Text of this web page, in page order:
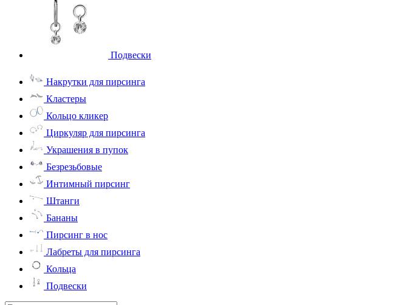
Подвески
Накрутки для пирсинга
Кластеры
Кольцо кликер
Циркуляр для пирсинга
Украшения в пупок
Безрезьбовые
Интимный пирсинг
Штанги
Бананы
Пирсинг в нос
Лабреты для пирсинга
Кольца
Подвески